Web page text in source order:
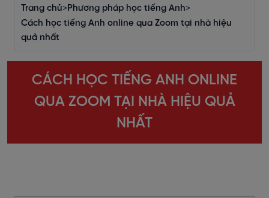
Trang chủ>Phương pháp học tiếng Anh>
Cách học tiếng Anh online qua Zoom tại nhà hiệu
quả nhất
CÁCH HỌC TIẾNG ANH ONLINE
QUA ZOOM TẠI NHÀ HIỆU QUẢ
NHẤT